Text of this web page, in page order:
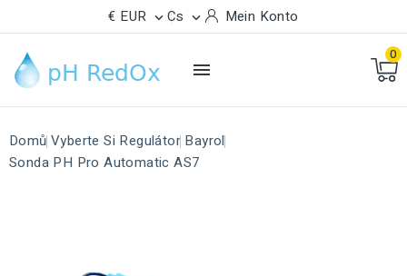
€ EUR  Cs  Mein Konto

0
Domů Vyberte Si Regulátor Bayrol
Sonda PH Pro Automatic AS7